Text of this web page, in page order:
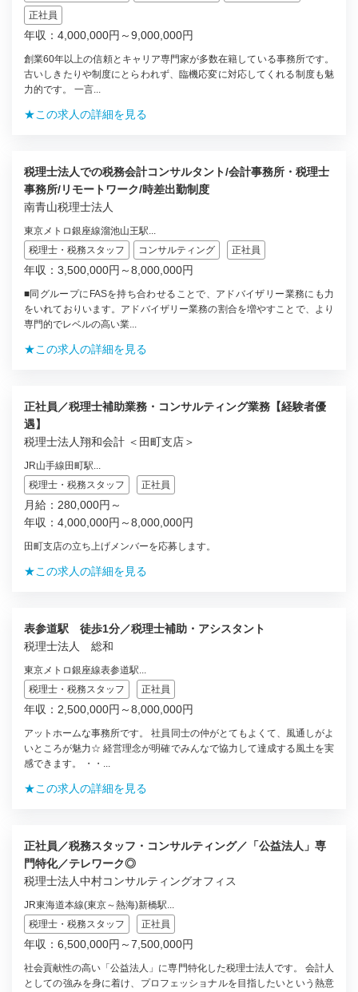
正社員
年収：4,000,000円～9,000,000円
創業60年以上の信頼とキャリア専門家が多数在籍している事務所です。
古いしきたりや制度にとらわれず、臨機応変に対応してくれる制度も魅
力的です。 一言...
★この求人の詳細を見る
税理士法人での税務会計コンサルタント/会計事務所・税理士
事務所/リモートワーク/時差出勤制度
南青山税理士法人
東京メトロ銀座線溜池山王駅...
税理士・税務スタッフ
コンサルティング 正社員
年収：3,500,000円～8,000,000円
■同グループにFASを持ち合わせることで、アドバイザリー業務にも力
をいれておりいます。アドバイザリー業務の割合を増やすことで、より
専門的でレベルの高い業...
★この求人の詳細を見る
正社員／税理士補助業務・コンサルティング業務【経験者優
遇】
税理士法人翔和会計 ＜田町支店＞
JR山手線田町駅...
税理士・税務スタッフ
正社員
月給：280,000円～
年収：4,000,000円～8,000,000円
田町支店の立ち上げメンバーを応募します。
★この求人の詳細を見る
表参道駅 徒歩1分／税理士補助・アシスタント
税理士法人 総和
東京メトロ銀座線表参道駅...
税理士・税務スタッフ
正社員
年収：2,500,000円～8,000,000円
アットホームな事務所です。 社員同士の仲がとてもよくて、風通しがよ
いところが魅力☆ 経営理念が明確でみんなで協力して達成する風土を実
感できます。 ・・...
★この求人の詳細を見る
正社員／税務スタッフ・コンサルティング／「公益法人」専
門特化／テレワーク◎
税理士法人中村コンサルティングオフィス
JR東海道本線(東京～熱海)新橋駅...
税理士・税務スタッフ
正社員
年収：6,500,000円～7,500,000円
社会貢献性の高い「公益法人」に専門特化した税理士法人です。 会計人
としての強みを身に着け、プロフェッショナルを目指したいという熱意